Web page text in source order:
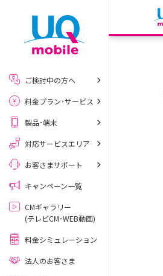
ご検討中の方へ
料金プラン･サービス
製品･端末
対応サービスエリア
お客さまサポート
キャンペーン一覧
CMギャラリー
(テレビCM･WEB動画)
料金シミュレーション
法人のお客さま